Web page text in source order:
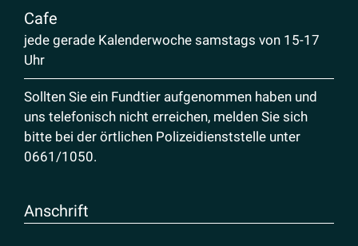
Cafe
jede gerade Kalenderwoche samstags von 15-17
Uhr
Sollten Sie ein Fundtier aufgenommen haben und
uns telefonisch nicht erreichen, melden Sie sich
bitte bei der örtlichen Polizeidienststelle unter
0661/1050.
Anschrift